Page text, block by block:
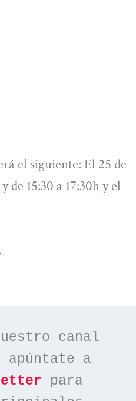
el siguiente: El 25 de
de 15:30 a 17:30h y el
canal
apúntate a
para